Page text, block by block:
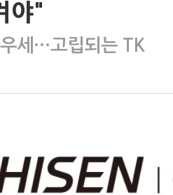
야"
세…고립되는 TK